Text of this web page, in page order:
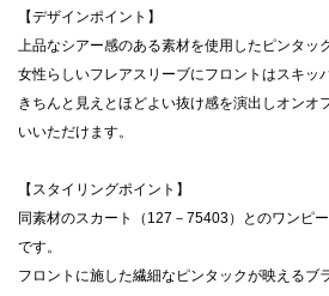
【デザインポイント】
上品なシアー感のある素材を使用したピンタッ
女性らしいフレアスリーブにフロントはスキッ
きちんと見えとほどよい抜け感を演出しオンオ
いいただけます。
【スタイリングポイント】
同素材のスカート（127－75403）とのワンピ
です。
フロントに施した繊細なピンタックが映えるブ